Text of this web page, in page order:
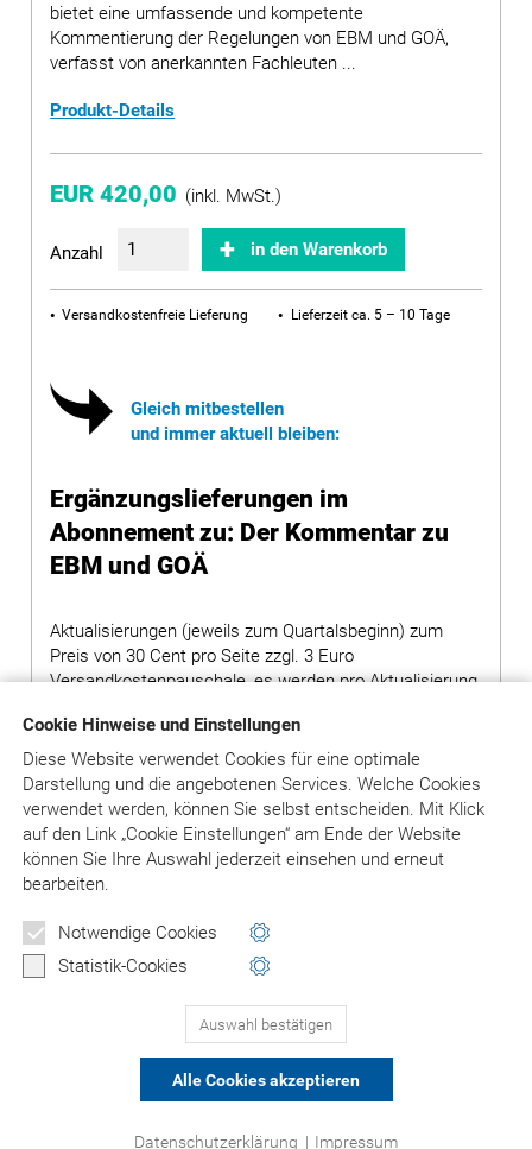
Cookie Hinweise und Einstellungen
Diese Website verwendet Cookies für eine optimale
Darstellung und die angebotenen Services. Welche Cookies
verwendet werden, können Sie selbst entscheiden. Mit Klick
aufden Link „Cookie Einstellungen“ am Ende der Website
können Sie Ihre Auswahl jederzeit einsehen und erneut
bearbeiten.
Notwendige Cookies
Statistik-Cookies
Auswahl bestätigen
Alle Cookies akzeptieren
Datenschutzerklärung | Impressum
bietet eine umfassende und kompetente
Kommentierung der Regelungen von EBM und GOÄ,
verfasst von anerkannten Fachleuten ...
Produkt-Details
EUR 420,00 (inkl. MwSt.)
Anzahl in den Warenkorb
Versandkostenfreie Lieferung Lieferzeit ca. 5 – 10 Tage
Gleich mitbestellen
und immer aktuell bleiben:
Ergänzungslieferungen im
Abonnement zu: Der Kommentar zu
EBM und GOÄ
Aktualisierungen (jeweils zum Quartalsbeginn) zum
Preis von 30 Cent pro Seite zzgl. 3 Euro
Versandkostenpauschale, es werden pro Aktualisierung
Hinweis: Bei Bestellung von Grundwerken ohne
Ergänzungslieferungen wird ein Aufschlag von 80,00
Euro auf den Preis des Grundwerks erhoben.
in den Warenkorb
PRODUKTE 1-3(VON 3)